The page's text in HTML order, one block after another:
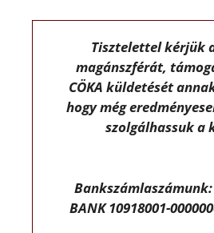
Tisztelettel kérjük
magánszférát,
CÖKA küldetését
hogy még
szolgálhassuk a
Bankszámlaszámunk:
BANK 10918001-